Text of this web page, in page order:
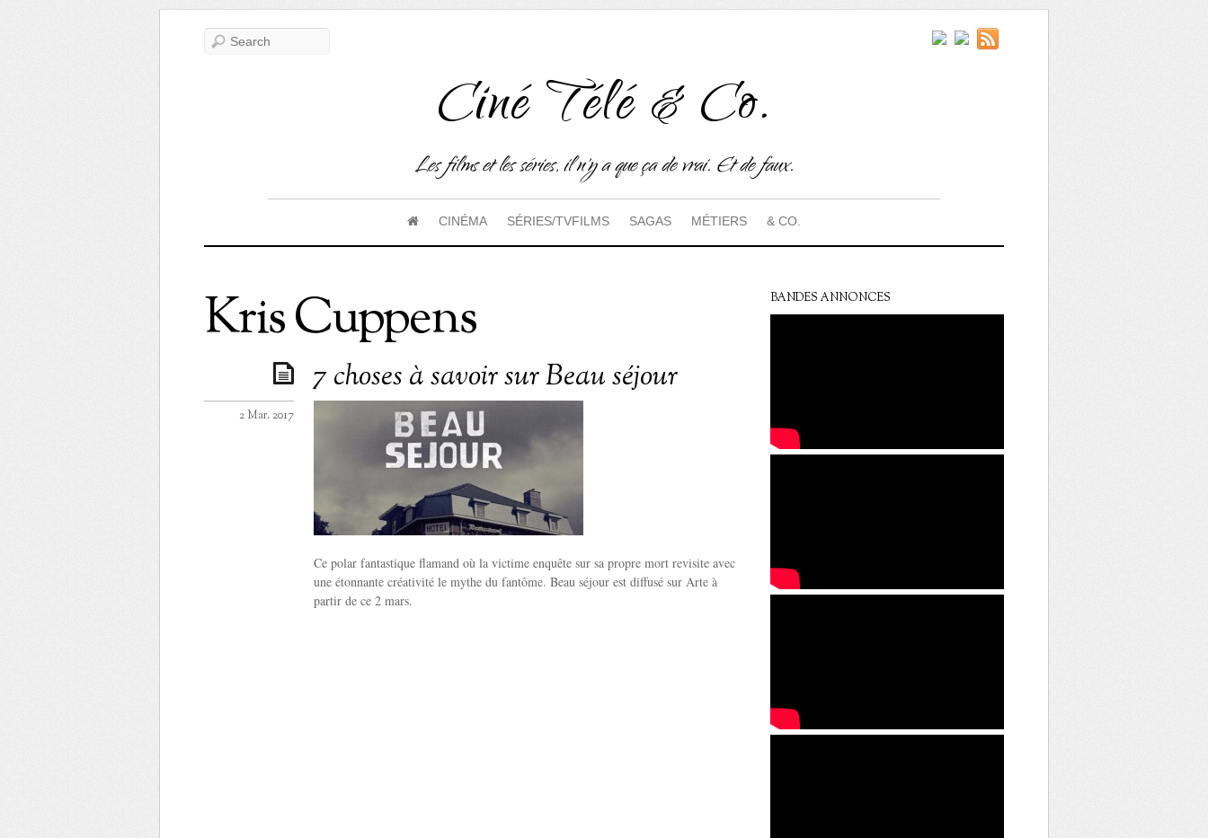
Ciné Télé & Co.
Les films et les séries, il n'y a que ça de vrai. Et de faux.
CINÉMA SÉRIES/TVFILMS SAGAS MÉTIERS & CO.
Kris Cuppens
7 choses à savoir sur Beau séjour
2 Mar. 2017
Ce polar fantastique flamand où la victime enquête sur sa propre mort revisite avec
une étonnante créativité le mythe du fantôme. Beau séjour est diffusé sur Arte à
partir de ce 2 mars.
BANDES ANNONCES